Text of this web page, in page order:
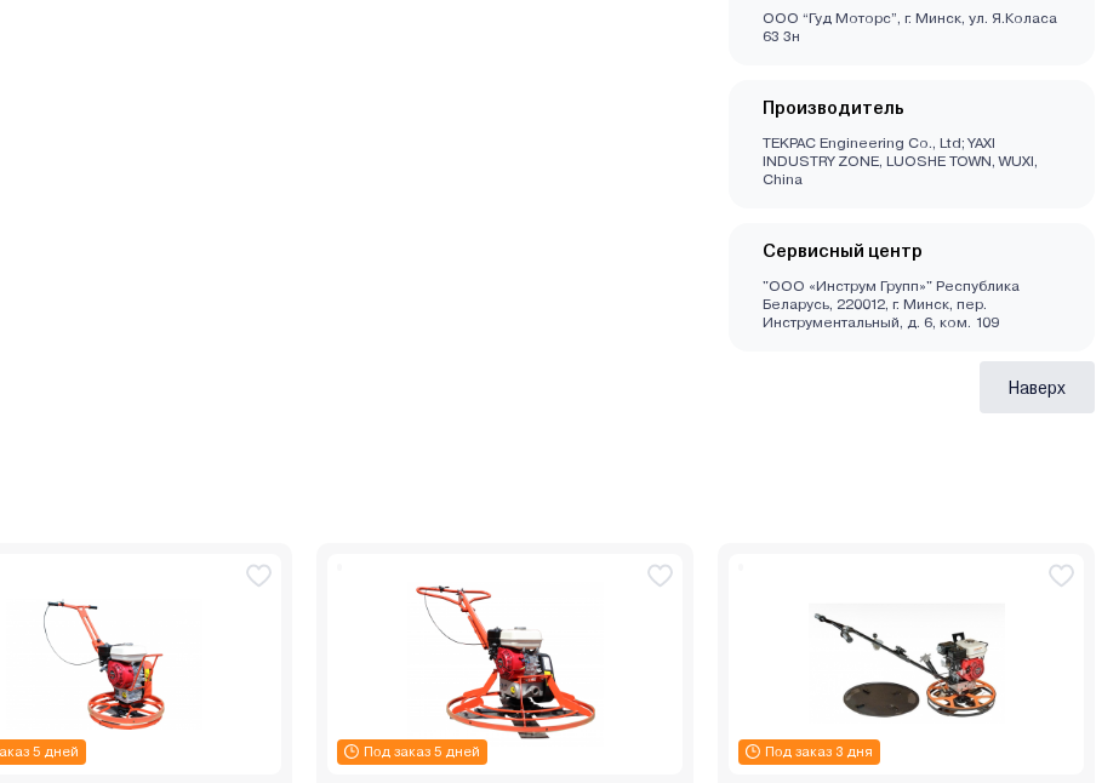
ООО “Гуд Моторс”, г. Минск, ул. Я.Коласа
63 3н
Производитель
TEKPAC Engineering Co., Ltd; YAXI
INDUSTRY ZONE, LUOSHE TOWN, WUXI,
China
Сервисный центр
"ООО «Инструм Групп»" Республика
Беларусь, 220012, г. Минск, пер.
Инструментальный, д. 6, ком. 109
Наверх
5 дней Под заказ 5 дней Под заказ 3 дня